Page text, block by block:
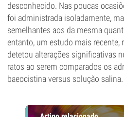
desconhecido. Nas poucas
foi administrada isoladamente,
semelhantes aos da mesma
entanto, um estudo mais recente,
detetou alterações significativas
ratos ao serem comparados os
baeocistina versus solução salina.